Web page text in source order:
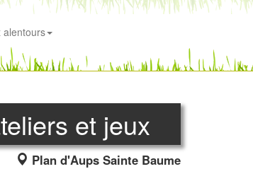
alentours
et jeux
Plan d'Aups Sainte Baume